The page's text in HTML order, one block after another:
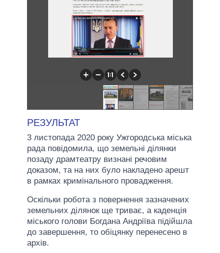
РЕЗУЛЬТАТ
3 листопада 2020 року Ужгородська міська
рада повідомила, що земельні ділянки
позаду драмтеатру визнані речовим
доказом, та на них було накладено арешт
в рамках кримінального провадження.
Оскільки робота з повернення зазначених
земельних ділянок ще триває, а каденція
міського голови Богдана Андріїва підійшла
до завершення, то обіцянку перенесено в
архів.